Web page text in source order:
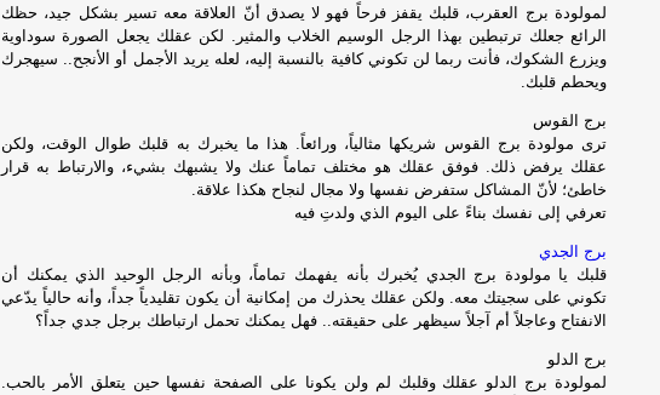
لمولودة برج العقرب، قلبك يقفز فرحاً فهو لا يصدق أنّ العلاقة معه تسير بشكل جيد، حظك
الرائع جعلك ترتبطين بهذا الرجل الوسيم الخلاب والمثير. لكن عقلك يجعل الصورة سوداوية
ويزرع الشكوك، فأنت ربما لن تكوني كافية بالنسبة إليه، لعله يريد الأجمل أو الأنجح.. سيهجرك
ويحطم قلبك.
برج القوس
ترى مولودة برج القوس شريكها مثالياً، ورائعاً. هذا ما يخبرك به قلبك طوال الوقت، ولكن
عقلك يرفض ذلك. فوفق عقلك هو مختلف تماماً عنك ولا يشبهك بشيء، والارتباط به قرار
خاطئ؛ لأنّ المشاكل ستفرض نفسها ولا مجال لنجاح هكذا علاقة.
تعرفي إلى نفسك بناءً على اليوم الذي ولدتِ فيه
برج الجدي
قلبك يا مولودة برج الجدي يُخبرك بأنه يفهمك تماماً، وبأنه الرجل الوحيد الذي يمكنك أن
تكوني على سجيتك معه. ولكن عقلك يحذرك من إمكانية أن يكون تقليدياً جداً، وأنه حالياً يدّعي
الانفتاح وعاجلاً أم آجلاً سيظهر على حقيقته.. فهل يمكنك تحمل ارتباطك برجل جدي جداً؟
برج الدلو
لمولودة برج الدلو عقلك وقلبك لم ولن يكونا على الصفحة نفسها حين يتعلق الأمر بالحب.